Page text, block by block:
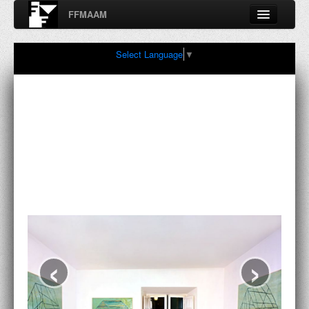
FFMAAM
Fondo Francesco Moschini
A.A.M. Architettura Arte Moderna
Percorsi, nodi, sconfinamenti e contaminazioni tra Arte,
VIDEO
COLLEZIONE
Select Language ▼
‹ ›